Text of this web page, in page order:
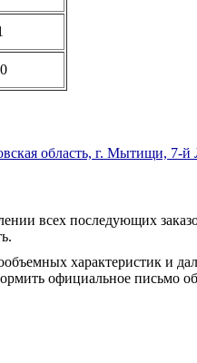
область, г. Мытищи, 7-й
всех последующих
характеристик и
официальное письмо